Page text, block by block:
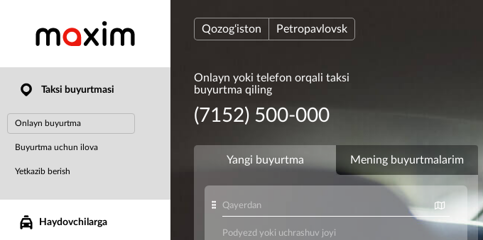
Taksi buyurtmasi
Onlayn buyurtma
Buyurtma uchun ilova
Yetkazib berish
Haydovchilarga
Qozog‘iston Petropavlovsk
Onlayn yoki telefon orqali taksi
buyurtma qiling
(7152) 500-000